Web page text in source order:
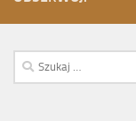
Szukaj: